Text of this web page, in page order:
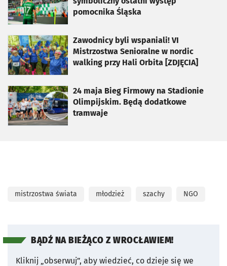
pomocnika Śląska
Zawodnicy byli wspaniali! VI
Mistrzostwa Senioralne w nordic
walking przy Hali Orbita [ZDJĘCIA]
otworzy się w nowej karcie
24 maja Bieg Firmowy na Stadionie
Olimpijskim. Będą dodatkowe
tramwaje
otworzy się w nowej karcie
mistrzostwa świata młodzież szachy NGO
BĄDŹ NA BIEŻĄCO Z WROCŁAWIEM!
Kliknij „obserwuj”, aby wiedzieć, co dzieje się we